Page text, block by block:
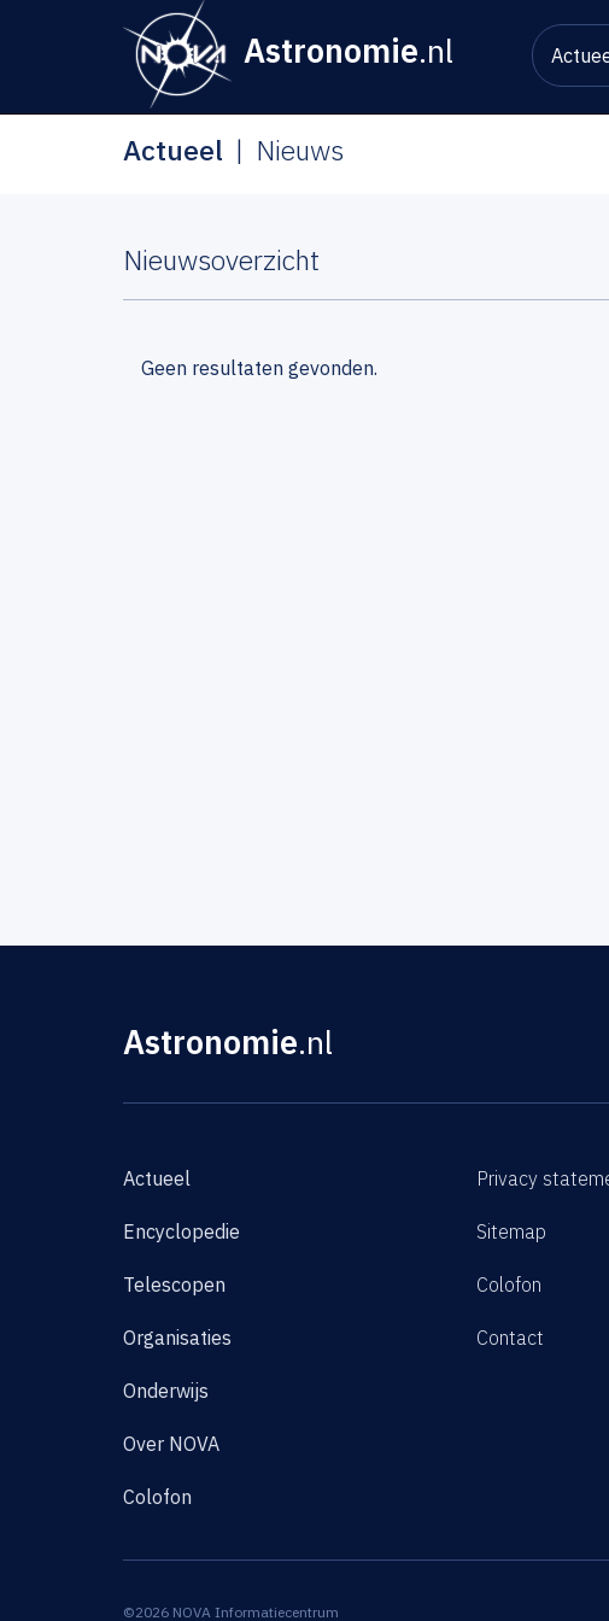
Astronomie.nl
Actueel Nieuws
Nieuwsoverzicht
Geen resultaten gevonden.
Astronomie.nl
Actueel
Encyclopedie
Telescopen
Organisaties
Onderwijs
Over NOVA
Colofon
Privacy
Sitemap
Colofon
Contact
©2026 NOVA Informatiecentrum